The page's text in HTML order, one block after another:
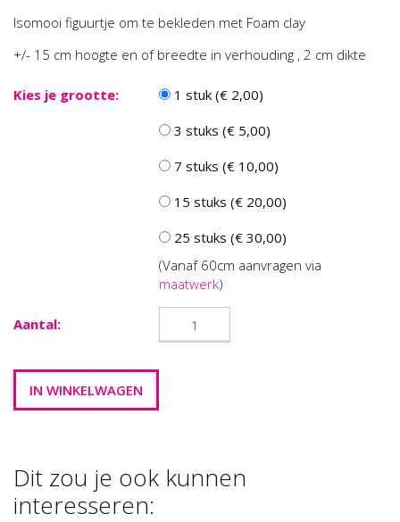
Isomooi figuurtje om te bekleden met Foam clay
+/- 15 cm hoogte en of breedte in verhouding , 2 cm dikte
Kies je grootte:
1 stuk (€ 2,00)
3 stuks (€ 5,00)
7 stuks (€ 10,00)
15 stuks (€ 20,00)
25 stuks (€ 30,00)
(Vanaf 60cm aanvragen via
maatwerk)
Aantal:
Dit zou je ook kunnen
interesseren: